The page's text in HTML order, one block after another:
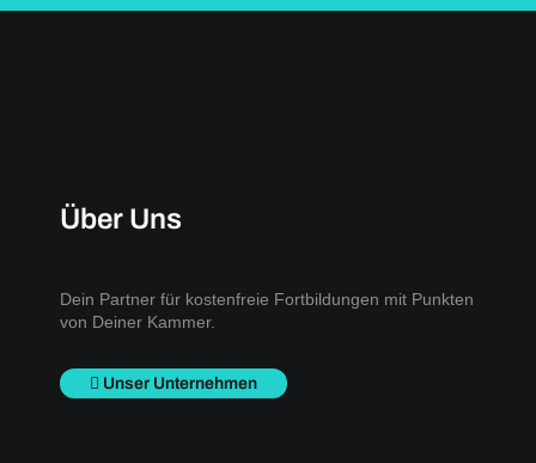
Über Uns
Dein Partner für kostenfreie Fortbildungen mit Punkten
von Deiner Kammer.
Unser Unternehmen